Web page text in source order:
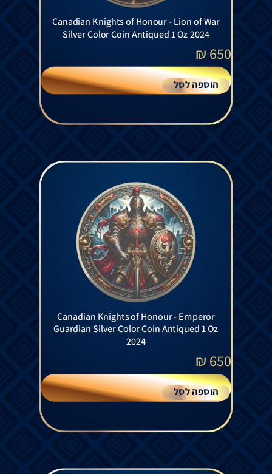
Canadian Knights of Honour - Lion of War
Silver Color Coin Antiqued 1 Oz 2024
650
₪
הוספה לסל
Canadian Knights of Honour - Emperor
Guardian Silver Color Coin Antiqued 1 Oz
2024
650
₪
הוספה לסל